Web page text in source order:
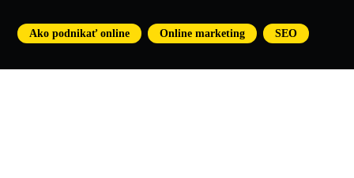
Ako podnikať online , Online marketing , SEO